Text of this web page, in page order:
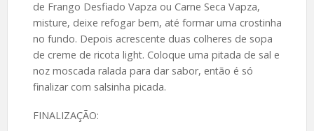
de Frango Desfiado Vapza ou Carne Seca Vapza,
misture, deixe refogar bem, até formar uma crostinha
no fundo. Depois acrescente duas colheres de sopa
de creme de ricota light. Coloque uma pitada de sal e
noz moscada ralada para dar sabor, então é só
finalizar com salsinha picada.
FINALIZAÇÃO: